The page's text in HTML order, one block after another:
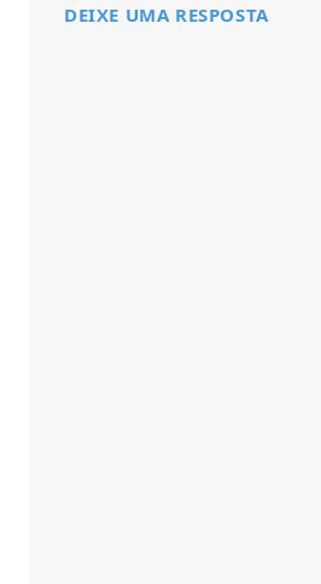
DEIXE UMA RESPOSTA